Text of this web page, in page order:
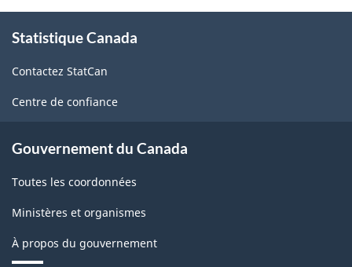
propos
ce
site
Statistique Canada
Contactez StatCan
Centre de confiance
Gouvernement du Canada
Toutes les coordonnées
Ministères et organismes
À propos du gouvernement